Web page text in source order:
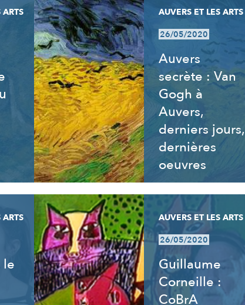
ARTS
AUVERS ET LES ARTS
26/05/2020
Auvers
secrète : Van
Gogh à
Auvers,
derniers jours,
dernières
oeuvres
ARTS
le
AUVERS ET LES ARTS
26/05/2020
Guillaume
Corneille :
CoBrA